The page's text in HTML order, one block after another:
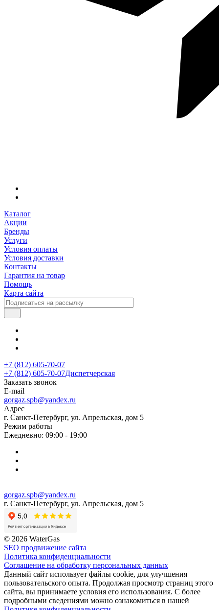
Каталог
Акции
Бренды
Услуги
Условия оплаты
Условия доставки
Контакты
Гарантия на товар
Помощь
Карта сайта
+7 (812) 605-70-07
+7 (812) 605-70-07Диспетчерская
Заказать звонок
E-mail
gorgaz.spb@yandex.ru
Адрес
г. Санкт-Петербург, ул. Апрельская, дом 5
Режим работы
Ежедневно: 09:00 - 19:00
gorgaz.spb@yandex.ru
г. Санкт-Петербург, ул. Апрельская, дом 5
© 2026 WaterGas
SEO продвижение сайта
Политика конфиденциальности
Соглашение на обработку персональных данных
Данный сайт использует файлы cookie, для улучшения
пользовательского опыта. Продолжая просмотр страниц этого
сайта, вы принимаете условия его использования. С более
подробными сведениями можно ознакомиться в нашей